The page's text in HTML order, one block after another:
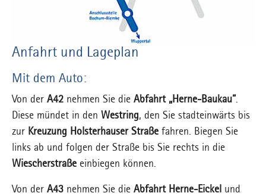
Anfahrt und Lageplan
Mit dem Auto:
Von der A42 nehmen Sie die Abfahrt „Herne-Baukau“.
Diese mündet in den Westring, den Sie stadteinwärts bis
zur Kreuzung Holsterhauser Straße fahren. Biegen Sie
links ab und folgen der Straße bis Sie rechts in die
Wiescherstraße einbiegen können.
Von der A43 nehmen Sie die Abfahrt Herne-Eickel und